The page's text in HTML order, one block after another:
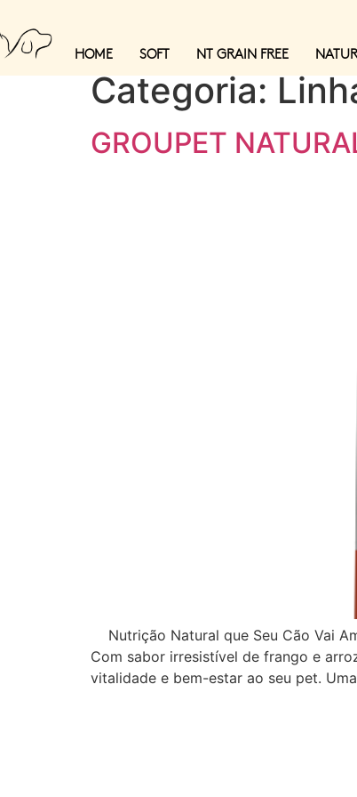
HOME SOFT NT GRAIN FREE
Categoria:
GROUPET
Nutrição Natural que Seu Cão Vai
Com sabor irresistível de frango e
vitalidade e bem-estar ao seu pet.